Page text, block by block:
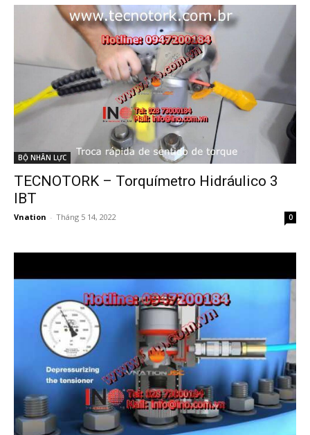
BỘ NHÂN LỰC
TECNOTORK – Torquímetro Hidráulico 3
IBT
Vnation - Tháng 5 14, 2022 0